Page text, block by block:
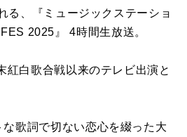
る、『ミュージックステーショ
2025 』 4時間生放送。
紅白歌合戦以来のテレビ出演と
歌詞で切ない恋心を綴った大